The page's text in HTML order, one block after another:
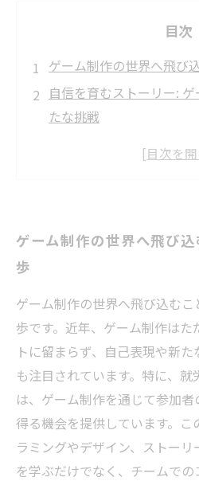
目次
ゲーム制作の世界へ飛び
自信を育むストーリー:
たな挑戦
チームワークの力: 共同
活用
己成長
ゲーム制作の世界へ飛び
歩
ゲーム制作の世界へ飛び込む
歩です。近年、ゲーム制作は
トに留まらず、自己表現や新
も注目されています。特に、
は、ゲーム制作を通じて参加
得る機会を提供しています。
ラミングやデザイン、ストー
を学ぶだけでなく、チームで